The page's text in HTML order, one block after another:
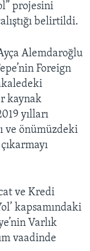
projesini
belirtildi.
Alemdaroğlu
Foreign
kaynak
yılları
ve önümüzdeki
ve Kredi
kapsamındaki
Varlık
vaadinde